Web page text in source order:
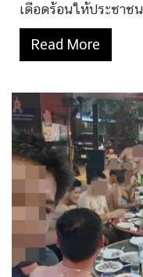
เดือดร้อนให้ประชาชน
Read More